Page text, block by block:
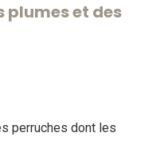
plumes et des
perruches dont les